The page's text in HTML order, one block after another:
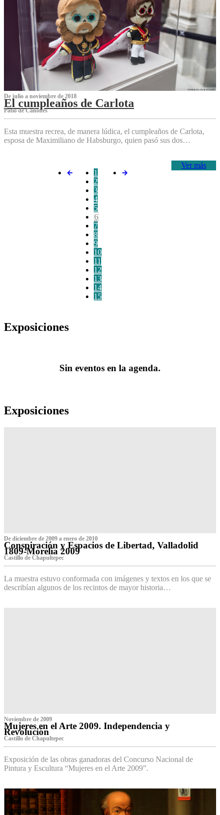
De julio a noviembre de 2018
El cumpleaños de Carlota
Patio de Cañones
Esta muestra recrea, de manera lúdica, el cumpleaños de Carlota,
esposa de Maximiliano de Habsburgo, quien pasó sus dos…
Ver más
1
2
3
4
5
6
7
8
9
10
11
12
13
14
15
Exposiciones
Sin eventos en la agenda.
Exposiciones
De diciembre de 2009 a enero de 2010
Conspiración y Espacios de Libertad, Valladolid
1809-Morelia 2009
Castillo de Chapultepec
La muestra estuvo conformada con imágenes y textos en los que se
describían algunos de los recintos de mayor historia…
Noviembre de 2009
Mujeres en el Arte 2009. Independencia y
Revolución
Castillo de Chapultepec
Exposición de las obras ganadoras del Concurso Nacional de
Pintura y Escultura “Mujeres en el Arte 2009”.